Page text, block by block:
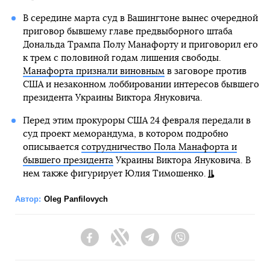
В середине марта суд в Вашингтоне вынес очередной
приговор бывшему главе предвыборного штаба
Дональда Трампа Полу Манафорту и приговорил его
к трем с половиной годам лишения свободы.
Манафорта признали виновнымв заговоре против
США и незаконном лоббировании интересов бывшего
президента Украины Виктора Януковича.
Перед этим прокуроры США 24 февраля передали в
суд проект меморандума, в котором подробно
описывается сотрудничество Пола Манафорта и
бывшего президентаУкраины Виктора Януковича. В
нем также фигурирует Юлия Тимошенко.
Автор: Oleg Panfilovych
FacebookTwitter Telegram